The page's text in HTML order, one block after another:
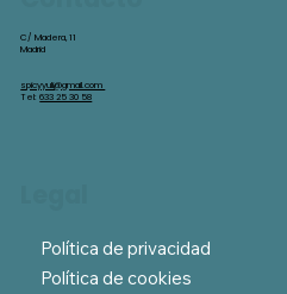
Política de privacidad
Política de cookies
C/ Madera, 11
Madrid
spicyyuli@gmail.com
Tel:633 25 30 58